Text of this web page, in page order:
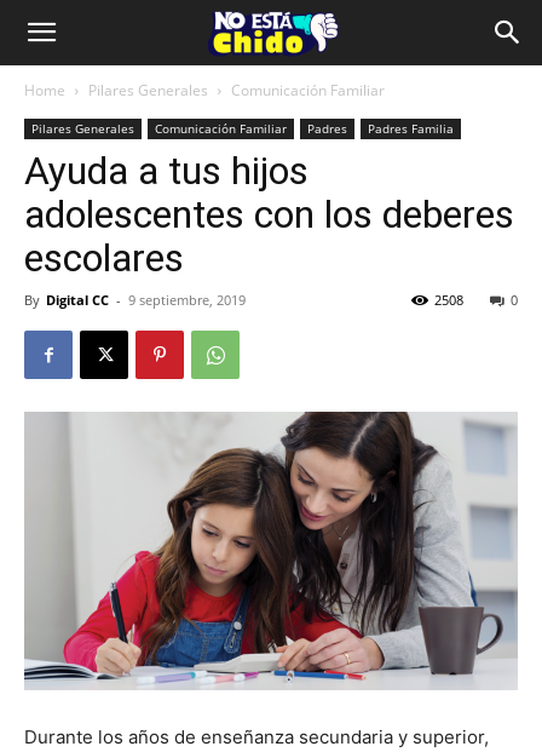
Home Pilares Generales Comunicación Familiar
Pilares Generales Comunicación Familiar Padres Padres Familia
Ayuda a tus hijos
adolescentes con los deberes
escolares
By Digital CC - 9 septiembre, 2019 0
2508
Durante los años de enseñanza secundaria y superior,